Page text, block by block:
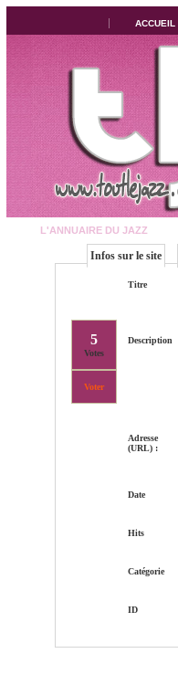
ACCUEIL
L'ANNUAIRE DU JAZZ
Infos sur le site
5
Votes
Voter
Titre
Description
Adresse
(URL) :
Date
Hits
Catégorie
ID